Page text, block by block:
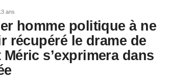
ans
homme politique à ne
récupéré le drame de
s’exprimera dans